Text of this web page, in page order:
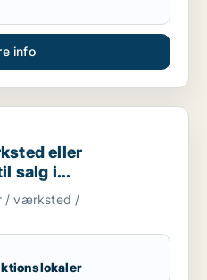
info
produktionslokaler til salg i
eller
salg i
/ værksted /